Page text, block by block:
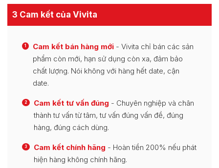
3 Cam kết của Vivita
1 Cam kết bán hàng mới - Vivita chỉ bán các sản
phẩm còn mới, hạn sử dụng còn xa, đảm bảo
chất lượng. Nói không với hàng hết date, cận
date.
2 Cam kết tư vấn đúng - Chuyên nghiệp và chân
thành tư vấn từ tâm, tư vấn đúng vấn đề, đúng
hàng, đúng cách dùng.
3 Cam kết chính hãng - Hoàn tiền 200% nếu phát
hiện hàng không chính hãng.